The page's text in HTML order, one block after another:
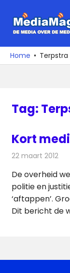
naar
media
over
Home Terpstra
Tag:
Kort
22 maart 2012
De overheid
politie en
‘aftappen’.
Dit bericht de